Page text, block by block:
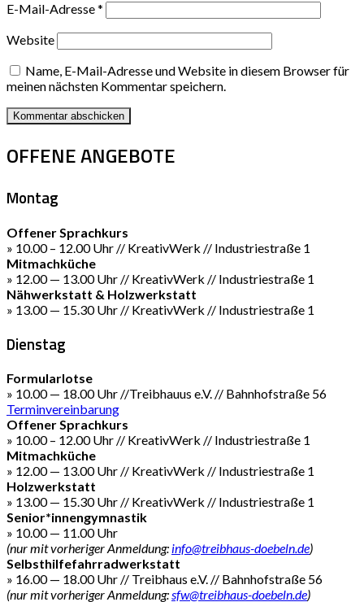
E-Mail-Adresse*
Website
Name, E-Mail-Adresse und Website in diesem Browser für
meinen nächsten Kommentar speichern.
OFFENE ANGEBOTE
Montag
Offener Sprachkurs
» 10.00 – 12.00 Uhr // KreativWerk // Industriestraße 1
Mitmachküche
» 12.00 — 13.00 Uhr // KreativWerk // Industriestraße 1
Nähwerkstatt & Holzwerkstatt
» 13.00 — 15.30 Uhr // KreativWerk // Industriestraße 1
Dienstag
Formularlotse
» 10.00 — 18.00 Uhr //Treibhauus e.V. // Bahnhofstraße 56
Terminvereinbarung
Offener Sprachkurs
» 10.00 – 12.00 Uhr // KreativWerk // Industriestraße 1
Mitmachküche
» 12.00 — 13.00 Uhr // KreativWerk // Industriestraße 1
Holzwerkstatt
» 13.00 — 15.30 Uhr // KreativWerk // Industriestraße 1
Senior*innengymnastik
» 10.00 — 11.00 Uhr
(nur mit vorheriger Anmeldung: info@treibhaus-doebeln.de)
Selbsthilfefahrradwerkstatt
» 16.00 — 18.00 Uhr // Treibhaus e.V. // Bahnhofstraße 56
(nur mit vorheriger Anmeldung:sfw@treibhaus-doebeln.de)